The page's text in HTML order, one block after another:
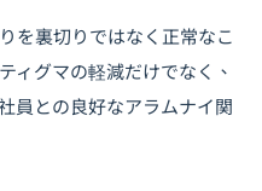
を裏切りではなく正常なこ
ィグマの軽減だけでなく、
員との良好なアラムナイ関